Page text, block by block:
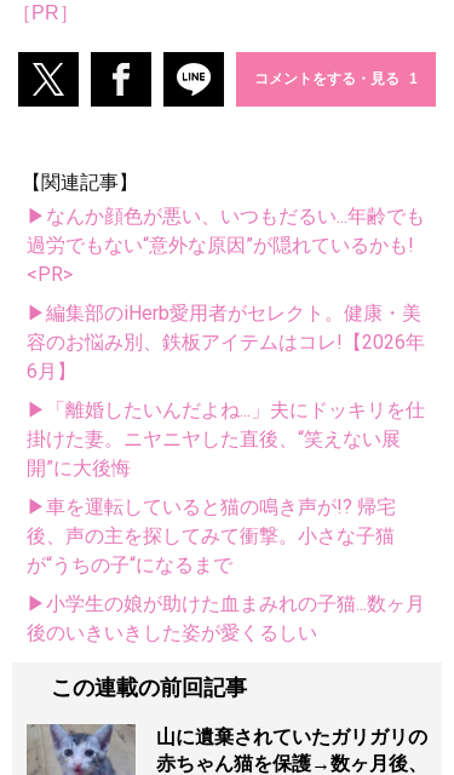
［PR］
コメントをする・見る
【関連記事】
▶なんか顔色が悪い、いつもだるい...年齢でも
過労でもない“意外な原因”が隠れているかも!
<PR>
▶編集部のiHerb愛用者がセレクト。健康・美
容のお悩み別、鉄板アイテムはコレ!【2026年
6月】
▶「離婚したいんだよね...」夫にドッキリを仕
掛けた妻。ニヤニヤした直後、“笑えない展
開”に大後悔
▶車を運転していると猫の鳴き声が!? 帰宅
後、声の主を探してみて衝撃。小さな子猫
が“うちの子“になるまで
▶小学生の娘が助けた血まみれの子猫...数ヶ月
後のいきいきした姿が愛くるしい
この連載の前回記事
山に遺棄されていたガリガリの
赤ちゃん猫を保護→数ヶ月後、